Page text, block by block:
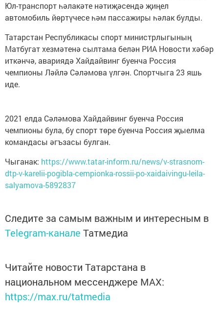
Юл-транспорт һәлакәте нәтиҗәсендә җиңел
автомобиль йөртүчесе һәм пассажиры һәлак булды.
Татарстан Республикасы спорт министрлыгының
Матбугат хезмәтенә сылтама белән РИА Новости хәбәр
иткәнчә, авариядә Хайдайвинг буенча Россия
чемпионы Ләйлә Сәләмова үлгән. Спортчыга 23 яшь
иде.
2021 елда Сәләмова Хайдайвинг буенча Россия
чемпионы була, бу спорт төре буенча Россия җыелма
командасы әгъзасы булган.
Чыганак: https://www.tatar-inform.ru/news/v-strasnom-
dtp-v-karelii-pogibla-cempionka-rossii-po-xaidaivingu-leila-
salyamova-5892837
Следите за самым важным и интересным в
Telegram-канале Татмедиа
Читайте новости Татарстана в
национальном мессенджере MАХ:
https://max.ru/tatmedia